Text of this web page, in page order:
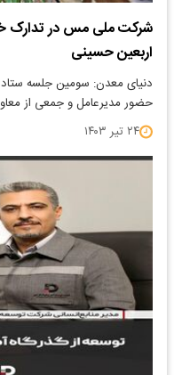
شرکت ملی مس در تدارک
اربعین حسینی
دنیای معدن: سومین جلسه
حضور مدیرعامل و جمعی از
۲۴ تیر ۱۴۰۳